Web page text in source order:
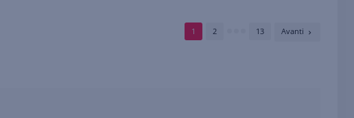
1 2 13 Avanti